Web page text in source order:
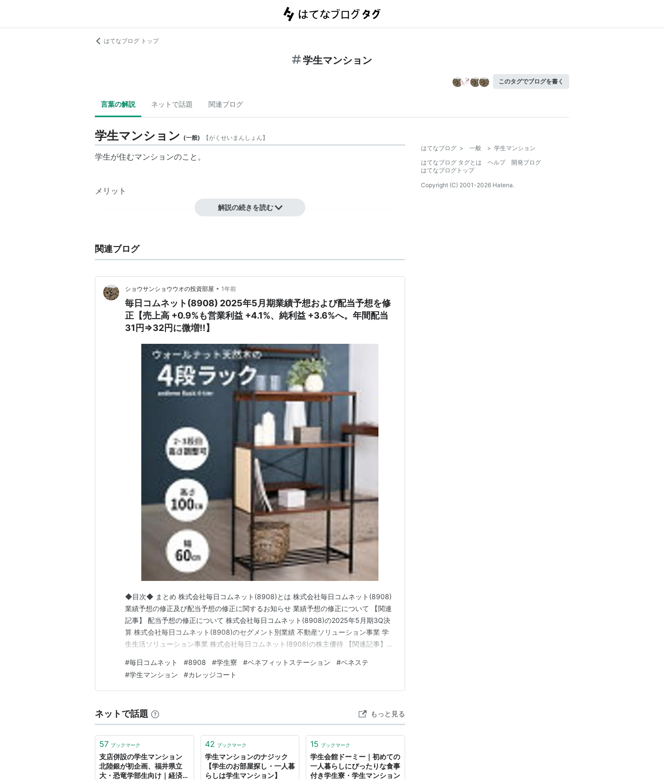
はてなブログ トップ
学生マンション
このタグでブログを書く
言葉の解説 ネットで話題 関連ブログ
学生マンション (一般) 【がくせいまんしょん】
学生が住むマンションのこと。
メリット
学校の通学に便利学生専用マンションなので大学などの近隣が多く、利便
門限が無い。門限が無く出入り自由の為、アルバイトなど活動の幅も広が
ります。
バス・トイレが自分専用。寮や学生会館では共同使用上先輩が先...などを
学生マンションのメリットメリット >> 遮音性（防音）や気密性が高い。
木造建築のアパートと比べると周囲の物音が余り気に成らない。
物件数が少ない為、物件の選択肢が限られる。
人気のある物件はすぐに満室になってしまう事も。
解説の続きを読む
関連ブログ
ショウサンショウウオの投資部屋 • 1年前
毎日コムネット(8908) 2025年5月期業績予想および配当予想を修
正【売上高 +0.9%も営業利益 +4.1%、純利益 +3.6%へ。年間配当
31円⇒32円に微増!!】
◆目次◆ まとめ 株式会社毎日コムネット(8908)とは 株式会社毎日コムネット(8908)
業績予想の修正及び配当予想の修正に関するお知らせ 業績予想の修正について 【関連
記事】 配当予想の修正について 株式会社毎日コムネット(8908)の2025年5月期3Q決
算 株式会社毎日コムネット(8908)のセグメント別業績 不動産ソリューション事業 学
生生活ソリューション事業 株式会社毎日コムネット(8908)の株主優待 【関連記事】
小型バリュー株を中心とした長期投資スタンスで、 兼業投資家として活動してい…
#毎日コムネット #8908 #学生寮 #ベネフィットステーション #ベネステ
#学生マンション #カレッジコート
ネットで話題 もっと見る
57 ブックマーク
支店併設の学生マンション
北陸銀が初企画、福井県立
大・恐竜学部生向け｜経済｜
42 ブックマーク
学生マンションのナジック
【学生のお部屋探し・一人暮
らしは学生マンション】
15 ブックマーク
学生会館ドーミー｜初めての
一人暮らしにぴったりな食事
付き学生寮・学生マンション
はてなブログ > 一般 > 学生マンション
はてなブログ タグとは
ヘルプ
開発ブログ
はてなブログトップ
Copyright (C) 2001-2026 Hatena.